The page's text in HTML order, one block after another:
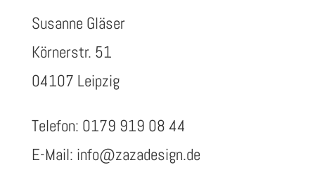
Susanne Gläser
Körnerstr. 51
04107 Leipzig
Telefon: 0179 919 08 44
E-Mail: info@zazadesign.de